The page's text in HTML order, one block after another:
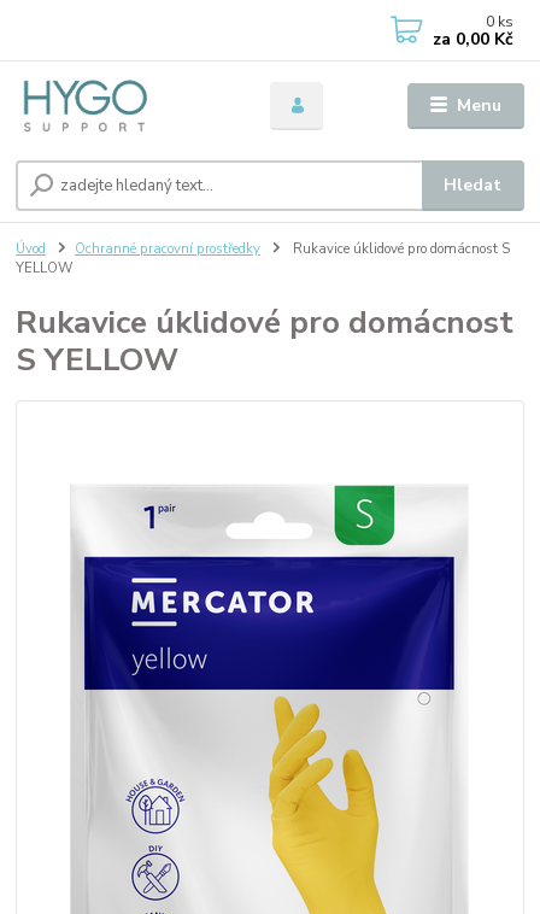
Menu
Hledat
0 ks
za 0,00 Kč
Úvod Ochranné pracovní prostředky
Rukavice úklidové pro domácnost S
YELLOW
Rukavice úklidové pro domácnost
S YELLOW